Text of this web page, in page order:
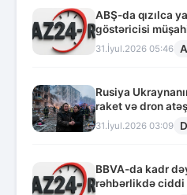
ABŞ-da qızılca
göstəricisi
31.İyul.2026 05:46
Rusiya
raket və dron
31.İyul.2026 03:09
BBVA-da kadr
rəhbərlikdə ciddi